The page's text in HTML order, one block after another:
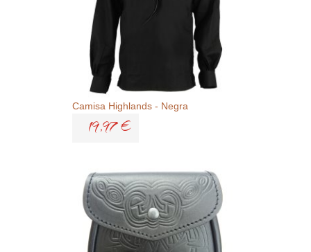
Camisa Highlands - Negra
19,97 €